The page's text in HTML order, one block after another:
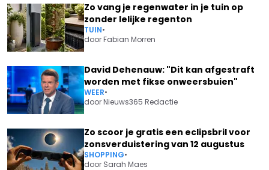
Zo vang je regenwater in je tuin op
zonder lelijke regenton
TUIN•
doorFabian Morren
David Dehenauw: "Dit kan afgestraft
worden met fikse onweersbuien"
WEER•
doorNieuws365 Redactie
Zo scoor je gratis een eclipsbril voor
zonsverduistering van 12 augustus
SHOPPING•
door Sarah Maes